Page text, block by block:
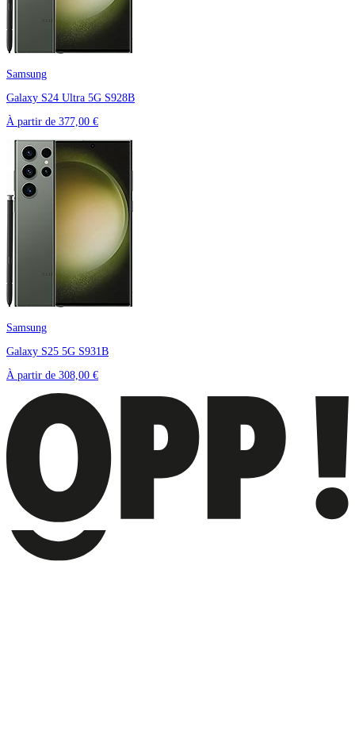
Samsung
Galaxy S24 Ultra 5G S928B
À partir de 377,00 €
Samsung
Galaxy S25 5G S931B
À partir de 308,00 €